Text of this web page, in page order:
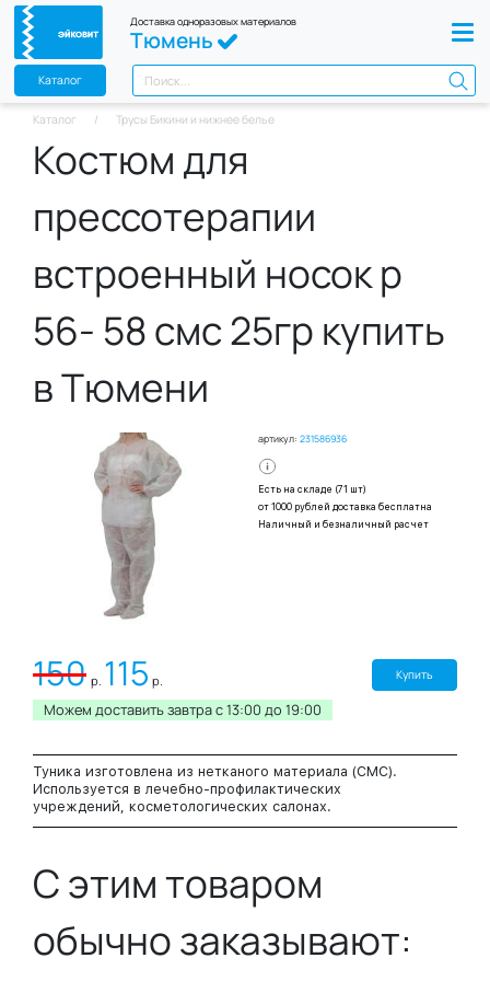
Доставка одноразовых материалов
Тюмень
Каталог
Каталог Трусы Бикини и нижнее белье
Костюм для
прессотерапии
встроенный носок р
56- 58 смс 25гр купить
в Тюмени
артикул: 231586936
Есть на складе (71 шт)
от 1000 рублей доставка бесплатна
Наличный и безналичный расчет
150 р. 115 р. Купить
Можем доставить завтра c 13:00 до 19:00
Туника изготовлена из нетканого материала (СМС).
Используется в лечебно-профилактических
учреждений, косметологических салонах.
С этим товаром
обычно заказывают: